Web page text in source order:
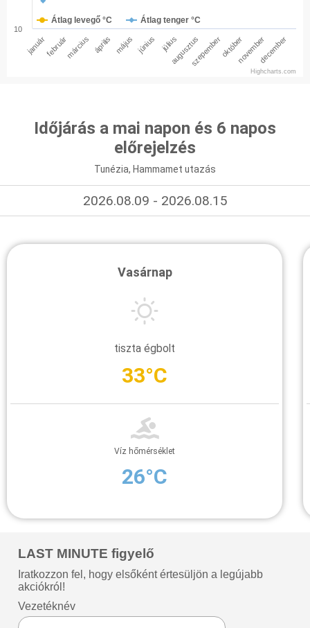
Átlag levegő °C Átlag tenger °C
januárfebruármárcius április május június júliusaugusztusszepemberoktóbernovemberdecember
10
Highcharts.com
Időjárás a mai napon és 6 napos
előrejelzés
Tunézia, Hammamet utazás
2026.08.09 - 2026.08.15
Vasárnap
tiszta égbolt
33°C
Víz hőmérséklet
26°C
LAST MINUTE figyelő
Iratkozzon fel, hogy elsőként értesüljön a legújabb
akciókról!
Vezetéknév